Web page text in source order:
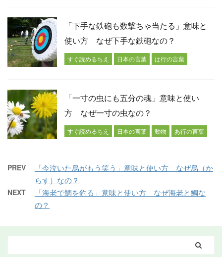
「下手な鉄砲も数撃ちゃ当たる」意味と
使い方 なぜ下手な鉄砲なの？
すぐ読めるちえ 日本の言葉 は行の言葉
「一寸の虫にも五分の魂」意味と使い
方 なぜ一寸の虫なの？
すぐ読めるちえ 日本の言葉 動物 あ行の言葉
PREV
「今泣いた烏がもう笑う」意味と使い方 なぜ烏（か
らす）なの？
NEXT
「海老で鯛を釣る」意味と使い方 なぜ海老と鯛な
の？